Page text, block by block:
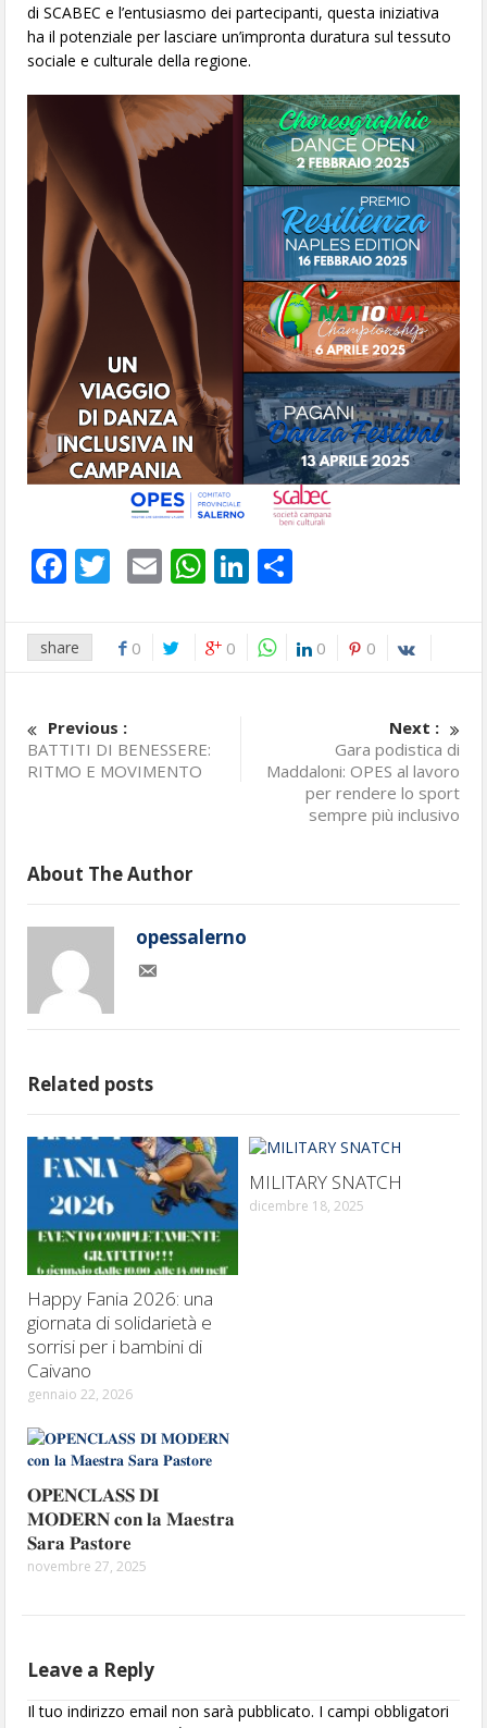
di SCABEC e l’entusiasmo dei partecipanti, questa iniziativa
ha il potenziale per lasciare un’impronta duratura sul tessuto
sociale e culturale della regione.
Facebook
Twitter
EmailWhatsApp
LinkedIn
share 0 0 0 0
Previous :
BATTITI DI BENESSERE:
RITMO E MOVIMENTO
Next :
Gara podistica di
Maddaloni: OPES al lavoro
per rendere lo sport
sempre più inclusivo
About The Author
opessalerno
Related posts
Happy Fania 2026: una
giornata di solidarietà e
sorrisi per i bambini di
Caivano
gennaio 22, 2026
MILITARY SNATCH
dicembre 18, 2025
𝐎𝐏𝐄𝐍𝐂𝐋𝐀𝐒𝐒 𝐃𝐈
𝐌𝐎𝐃𝐄𝐑𝐍 𝐜𝐨𝐧 𝐥𝐚 𝐌𝐚𝐞𝐬𝐭𝐫𝐚
𝐒𝐚𝐫𝐚 𝐏𝐚𝐬𝐭𝐨𝐫𝐞
novembre 27, 2025
Leave a Reply
Il tuo indirizzo email non sarà pubblicato. I campi obbligatori